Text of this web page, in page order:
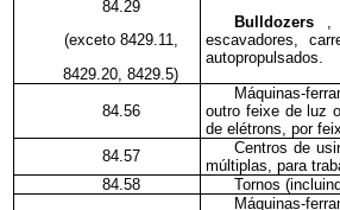
84.29
(exceto 8429.11,
8429.20, 8429.5)
Bulldozers
escavadores,
autopropulsados.
84.56
Máquinas-
outro feixe de luz
de elétrons, por
84.57 Centros de
múltiplas, para
84.58
Tornos
Máquinas-